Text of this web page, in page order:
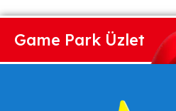
Game Park Üzlet